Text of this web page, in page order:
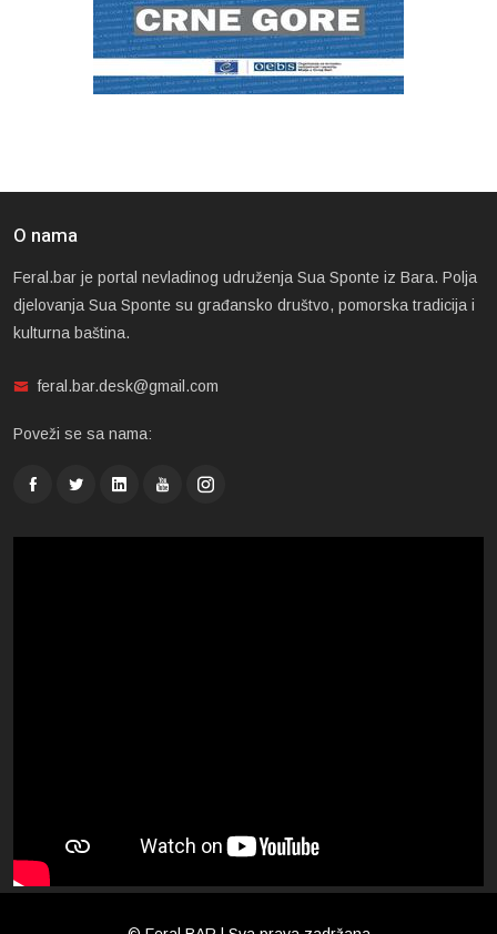
O nama
Feral.bar je portal nevladinog udruženja Sua Sponte iz Bara. Polja
djelovanja Sua Sponte su građansko društvo, pomorska tradicija i
kulturna baština.
feral.bar.desk@gmail.com
Poveži se sa nama: